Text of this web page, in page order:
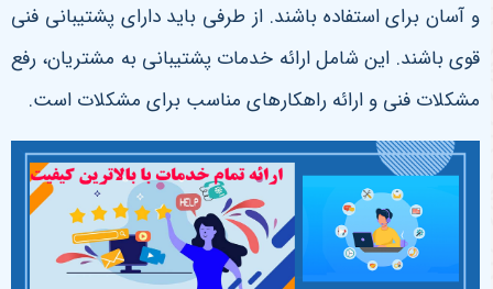
و آسان برای استفاده باشند. از طرفی باید دارای پشتیبانی فنی
قوی باشند. این شامل ارائه خدمات پشتیبانی به مشتریان، رفع
مشکلات فنی و ارائه راهکارهای مناسب برای مشکلات است.